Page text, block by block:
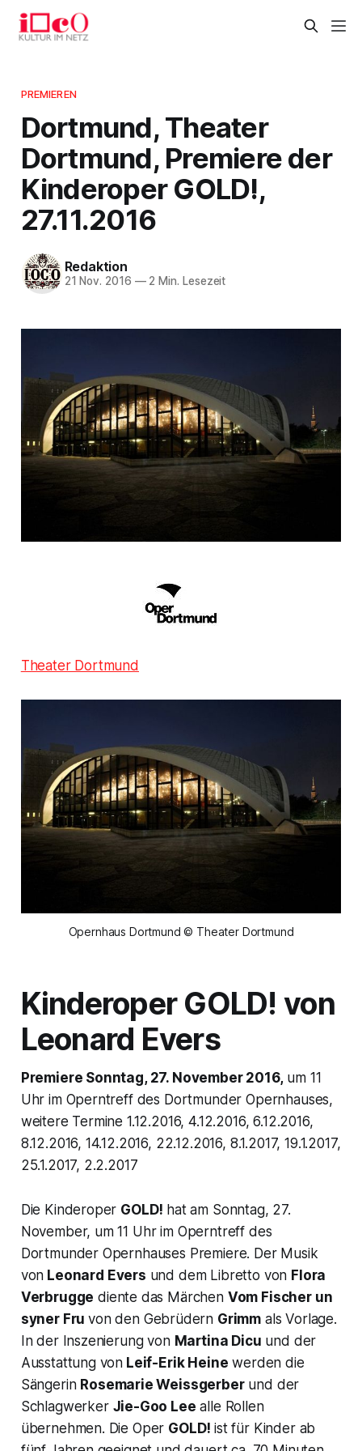
PREMIEREN
Dortmund, Theater
Dortmund, Premiere der
Kinderoper GOLD!,
27.11.2016
Redaktion
21 Nov. 2016 —2 Min. Lesezeit
Theater Dortmund
Opernhaus Dortmund © Theater Dortmund
Kinderoper GOLD! von
Leonard Evers
Premiere Sonntag, 27. November 2016,um 11
Uhr im Operntreff des Dortmunder Opernhauses,
weitere Termine 1.12.2016, 4.12.2016, 6.12.2016,
8.12.2016, 14.12.2016, 22.12.2016, 8.1.2017, 19.1.2017,
25.1.2017, 2.2.2017
Die Kinderoper GOLD! hat am Sonntag, 27.
November, um 11 Uhr im Operntreff des
Dortmunder Opernhauses Premiere. Der Musik
von Leonard Evers und dem Libretto von Flora
Verbrugge diente das Märchen Vom Fischer un
syner Fru von den Gebrüdern Grimm als Vorlage.
In der Inszenierung von Martina Dicu und der
Ausstattung von Leif-Erik Heine werden die
Sängerin Rosemarie Weissgerberund der
Schlagwerker Jie-Goo Lee alle Rollen
übernehmen. Die Oper GOLD! ist für Kinder ab